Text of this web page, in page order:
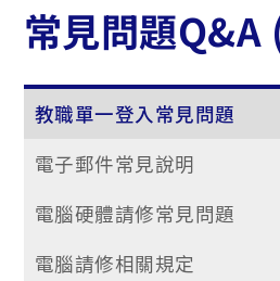
常見問題Q&A
教職單一登入常見問題
電子郵件常見說明
電腦硬體請修常見問題
電腦請修相關規定